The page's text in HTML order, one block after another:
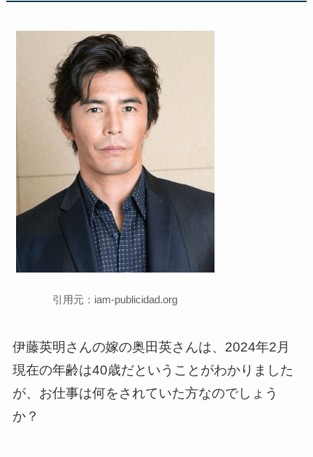
引用元：iam-publicidad.org
伊藤英明さんの嫁の奥田英さんは、2024年2月
現在の年齢は40歳だということがわかりました
が、お仕事は何をされていた方なのでしょう
か？